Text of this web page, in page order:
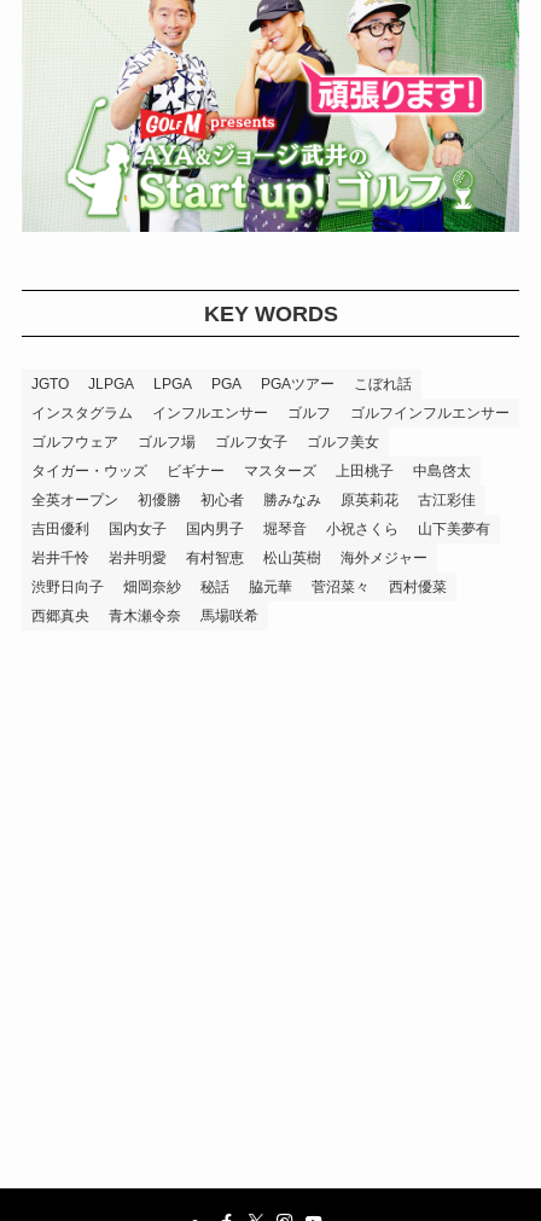
KEY WORDS
JGTO JLPGA LPGA PGA PGAツアー
こぼれ話
インスタグラム
インフルエンサー ゴルフ
ゴルフインフルエンサー
ゴルフウェア
ゴルフ場 ゴルフ女子
ゴルフ美女
タイガー・ウッズ
ビギナー マスターズ 上田桃子
中島啓太
全英オープン
初優勝 初心者 勝みなみ 原英莉花
古江彩佳
吉田優利
国内女子 国内男子 堀琴音 小祝さくら
山下美夢有
岩井千怜
岩井明愛 有村智恵 松山英樹
海外メジャー
渋野日向子
畑岡奈紗 秘話 脇元華 菅沼菜々
西村優菜
西郷真央
青木瀬令奈 馬場咲希